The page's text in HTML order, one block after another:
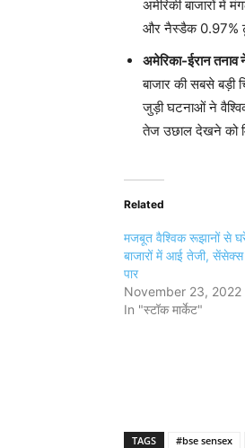
अमेरिकी बाजारों में
और नैस्डैक 0.97%
अमेरिका-ईरान तनाव
बाजार की सबसे बड़ी
जुड़ी घटनाओं ने
तेज उछाल देखने को
Related
मजबूत वैश्विक रूझानों से
बाजारों में आई तेजी,
पार
November 23, 2022
In "स्टॉक मार्केट"
TAGS #bse sensex